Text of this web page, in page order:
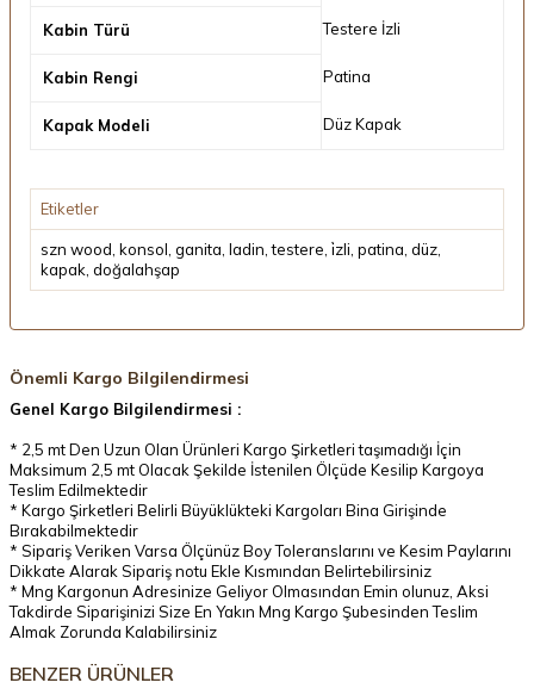
Kabin Türü Testere İzli
Kabin Rengi Patina
Kapak Modeli Düz Kapak
Etiketler
szn wood konsol ganita ladin ,testere i̇zli patina düz
kapak doğalahşap
Önemli Kargo Bilgilendirmesi
Genel Kargo Bilgilendirmesi :
* 2,5 mt Den Uzun Olan Ürünleri Kargo Şirketleri taşımadığı İçin
Maksimum 2,5 mt Olacak Şekilde İstenilen Ölçüde Kesilip Kargoya
Teslim Edilmektedir
* Kargo Şirketleri Belirli Büyüklükteki Kargoları Bina Girişinde
Bırakabilmektedir
* Sipariş Veriken Varsa Ölçünüz Boy Toleranslarını ve Kesim Paylarını
Dikkate Alarak Sipariş notu Ekle Kısmından Belirtebilirsiniz
* Mng Kargonun Adresinize Geliyor Olmasından Emin olunuz, Aksi
Takdirde Siparişinizi Size En Yakın Mng Kargo Şubesinden Teslim
Almak Zorunda Kalabilirsiniz
BENZER ÜRÜNLER